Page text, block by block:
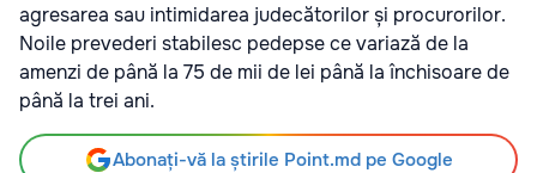
agresarea sau intimidarea judecătorilor și procurorilor.
Noile prevederi stabilesc pedepse ce variază de la
amenzi de până la 75 de mii de lei până la închisoare de
până la trei ani.
Abonați-vă la știrile Point.md pe Google